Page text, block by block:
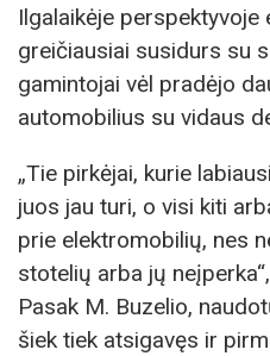
Ilgalaikėje
greičiausiai susidurs su
gamintojai vėl pradėjo
automobilius su vidaus
„Tie pirkėjai, kurie
juos jau turi, o visi kiti
prie elektromobilių, nes
stotelių arba jų
Pasak M. Buzelio,
šiek tiek atsigavęs ir